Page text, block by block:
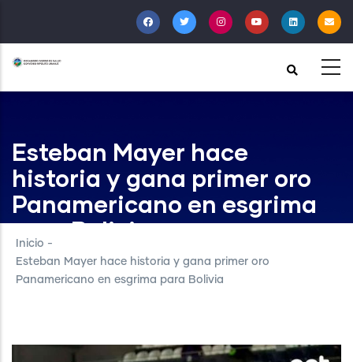
al
contenido
principal
Esteban Mayer hace
historia y gana primer oro
Panamericano en esgrima
para Bolivia
Inicio -
Esteban Mayer hace historia y gana primer oro
Panamericano en esgrima para Bolivia